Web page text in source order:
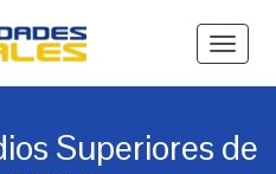
Ver
Superiores de